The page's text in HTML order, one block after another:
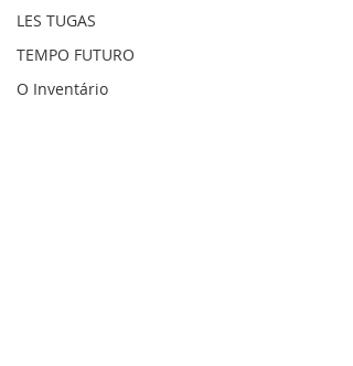
LES TUGAS
TEMPO FUTURO
O Inventário